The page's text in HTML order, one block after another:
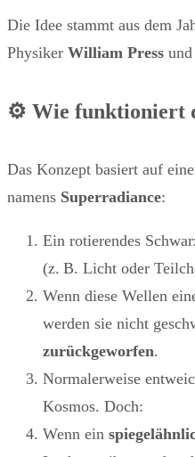
Die Idee stammt aus dem
Physiker William Press und
⚙️ Wie funktioniert
Das Konzept basiert auf
namens Superradiance:
Ein rotierendes
(z. B. Licht oder
Wenn diese Wellen
werden sie nicht
zurückgeworfen.
Normalerweise
Kosmos. Doch:
Wenn ein